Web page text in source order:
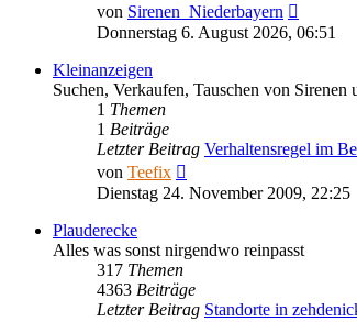
von Sirenen_Niederbayern
Beitrag
Donnerstag 6. August 2026, 06:51
Kleinanzeigen
Suchen, Verkaufen, Tauschen von Sirenen
1 Themen
1 Beiträge
Letzter Beitrag Verhaltensregel im
von Teefix
Beitrag
Dienstag 24. November 2009, 22:25
Plauderecke
Alles was sonst nirgendwo reinpasst
317 Themen
4363 Beiträge
Letzter Beitrag Standorte in